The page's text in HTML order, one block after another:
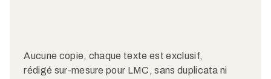
Aucune copie, chaque texte est exclusif,
rédigé sur-mesure pour LMC, sans duplicata ni